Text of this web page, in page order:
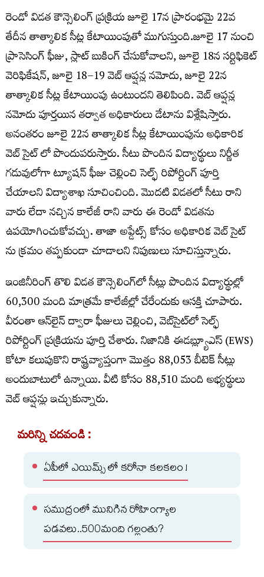
రెండో విడత కౌన్సెలింగ్ ప్రక్రియ జూలై 17న ప్రారంభమై 22వ
తేదీన తాత్కాలిక సీట్ల కేటాయింపుతో ముగుస్తుంది.జూలై 17 నుంచి
ప్రాసెసింగ్ ఫీజు, స్లాట్ బుకింగ్ చేసుకోవాలని, జూలై 18న సర్టిఫికెట్
వెరిఫికేషన్, జూలై 18–19 వెబ్ ఆప్షన్ల నమోదు, జూలై 22న
తాత్కాలిక సీట్ల కేటాయింపు ఉంటుందని తెలిపింది. వెబ్ ఆప్షన్ల
నమోదు పూర్తయిన తర్వాత అధికారులు డేటాను విశ్లేషిస్తారు.
అనంతరం జూలై 22న తాత్కాలిక సీట్ల కేటాయింపును అధికారిక
వెబ్ సైట్ లో పొందుపరుస్తారు. సీటు పొందిన విద్యార్థులు నిర్ణీత
గడువులోగా ట్యూషన్ ఫీజు చెల్లించి సెల్ఫ్ రిపోర్టింగ్ పూర్తి
చేయాలని విద్యాశాఖ సూచించింది. మొదటి విడతలో సీటు రాని
వారు లేదా నచ్చిన కాలేజీ రాని వారు ఈ రెండో విడతను
ఉపయోగించుకోవచ్చు. తాజా అప్డేట్స్ కోసం అధికారిక వెబ్ సైట్
ను క్రమం తప్పకుండా చూడాలని నిపుణులు సూచిస్తున్నారు.
ఇంజినీరింగ్‌ తొలి విడత కౌన్సెలింగ్‌లో సీట్లు పొందిన విద్యార్థుల్లో
60,300 మంది మాత్రమే కాలేజీల్లో చేరేందుకు ఆసక్తి చూపారు.
వీరంతా ఆన్‌లైన్ ద్వారా ఫీజులు చెల్లించి, వెబ్‌సైట్‌లో సెల్ఫ్‌
రిపోర్టింగ్‌ ప్రక్రియను పూర్తి చేశారు. నిజానికి ఈడబ్ల్యూఎస్ (EWS)
కోటా కలుపుకొని రాష్ట్రవ్యాప్తంగా మొత్తం 88,053 బీటెక్ సీట్లు
అందుబాటులో ఉన్నాయి. వీటి కోసం 88,510 మంది అభ్యర్థులు
వెబ్‌ ఆప్షన్లు ఇచ్చుకున్నారు.
మరిన్ని చదవండి :
ఏపీలో ఎయిమ్స్ లో కరోనా కలకలం !
సముద్రంలో మునిగిన రోహింగ్యాల
పడవలు..500మంది గల్లంతు?